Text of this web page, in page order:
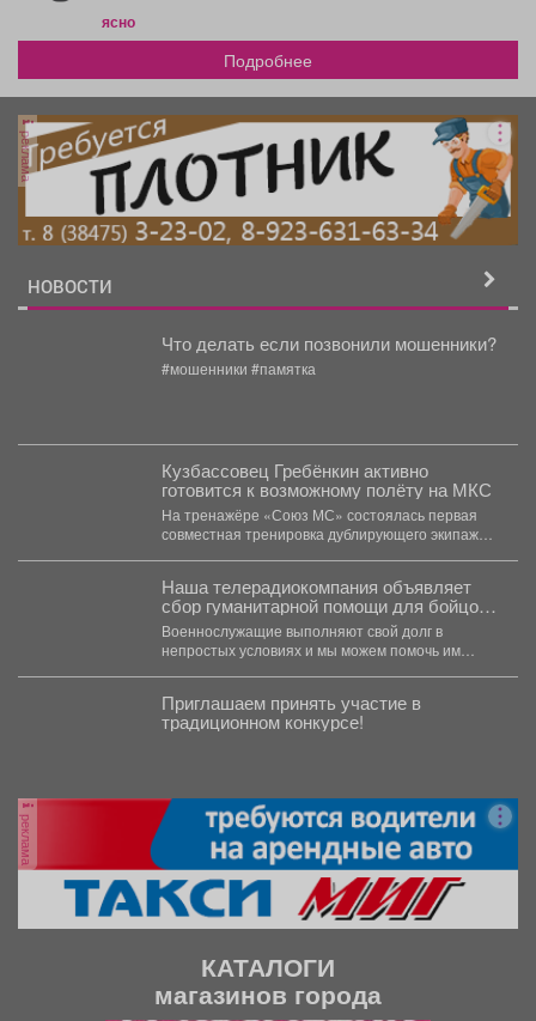
ясно
Подробнее
реклама
НОВОСТИ
Что делать если позвонили мошенники?
#мошенники #памятка
Кузбассовец Гребёнкин активно
готовится к возможному полёту на МКС
На тренажёре «Союз МС» состоялась первая
совместная тренировка дублирующего экипажа
Наша телерадиокомпания объявляет
сбор гуманитарной помощи для бойцов
СВО
Военнослужащие выполняют свой долг в
непростых условиях и мы можем помочь им
Приглашаем принять участие в
традиционном конкурсе!
реклама
КАТАЛОГИ
магазинов города